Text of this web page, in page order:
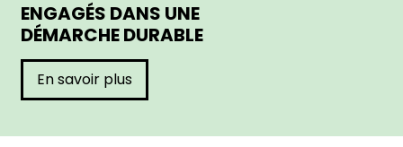
ENGAGÉS DANS UNE
DÉMARCHE DURABLE
En savoir plus